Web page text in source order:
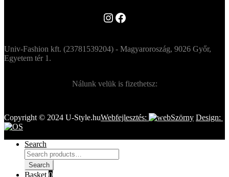
Instagram
Facebook
Univ-Fashion kft. (23781539204) - Magyaroroszág, 9026 Győr,
Egyetem tér 1.
Nálunk velük is fizethetsz:
Copyright © 2024 U-Style.huWebfejlesztés: Design:
Search
Search
for:
Search
Basket 0